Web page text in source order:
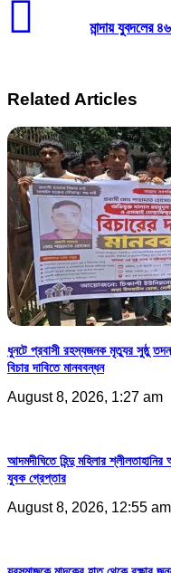
মান্দায় যুবদলের
Related Articles
ধুনটে প্রবাসী রহস্যজনক মৃত্যুর সুষ্ঠু
বিচার দাবিতে মানববন্ধন
August 8, 2026, 1:27 am
আদমদীঘিতে হিন্দু মহিলার শ্লীলতাহানির
যুবক গ্রেপ্তার
August 8, 2026, 12:55 am